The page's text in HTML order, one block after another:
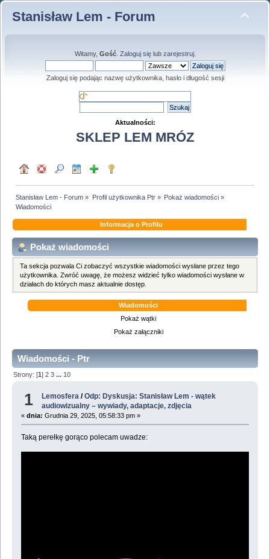
Stanisław Lem - Forum
Witamy, Gość. Zaloguj sięlub zarejestruj.
Zaloguj się podając nazwę użytkownika, hasło i długość sesji
Aktualności:
SKLEP LEM MRÓZ
Stanisław Lem - Forum » Profil użytkownika Ptr» Pokaż wiadomości»
Wiadomości
Informacja o Profilu
Pokaż wiadomości
Ta sekcja pozwala Ci zobaczyć wszystkie wiadomości wysłane przez tego
użytkownika. Zwróć uwagę, że możesz widzieć tylko wiadomości wysłane w
działach do których masz aktualnie dostęp.
Wiadomości
Pokaż wątki
Pokaż załączniki
Wiadomości - Ptr
Strony: [1]2 3 ... 10
1 Lemosfera /Odp: Dyskusja: Stanisław Lem - wątek
audiowizualny – wywiady, adaptacje, zdjęcia
« dnia: Grudnia 29, 2025, 05:58:33 pm »
Taką perełkę gorąco polecam uwadze: